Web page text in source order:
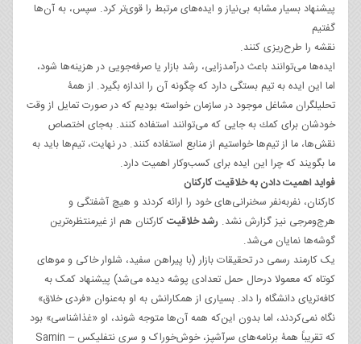
پیشنهاد بسیار مشابه بی‌نیاز و ایده‌های مرتبط را قوی‌تر کرد. سپس، به آن‌ها
گفتیم
نقشه را طرح‌ریزی کنند.
ایده‌ها می‌توانند باعث درآمدزایی، رشد بازار یا صرفه‌جویی در هزینه‌ها شود،
اما این ایده به تیم بستگی دارد که چگونه آن را اندازه بگیرد. از همۀ
تحلیلگران مشاغل موجود در سازمان خواسته بودیم كه در صورت تمایل از وقت
خودشان برای كمك به جایی كه می‌توانند استفاده كنند. به‌جای اختصاص
نقش‌ها، ما از تیم‌ها خواستیم از منابع استفاده کنند. در نهایت، تیم‌ها باید به
ما بگویند که چرا این ایده برای کسب‌وکار اهمیت دارد.
فواید اهمیت دادن به خلاقیت کارکنان
کارکنان، نفر‌به‌نفر سخنرانی‌های خود را ارائه کردند و هیچ آشفتگی و
هرج‌ومرجی نیز گزارش نشد. رشد خلاقیتکارکنان هم از غیرمنتظره‌ترین
گوشه‌ها نمایان می‌شد.
یک کارمند رسمی در تحقیقات بازار (با پیراهن سفید، شلوار خاکی و موهای
کوتاه که معمولا درحال حمل تعدادی پوشه‌ دیده می‌شد) پیشنهاد کمک به
کافه‌تریای دانشگاه را داد. بسیاری از همکارانش به او به‌عنوان «فردی خلاق»
نگاه نمی‌کردند، اما بدون این‌که همه آن‌ها متوجه شوند، او «غذاشناسی» بود
که تقریباً همۀ برنامه‌های سرآشپز، خوش‌خوراک و سری نتفلیکس Samin –